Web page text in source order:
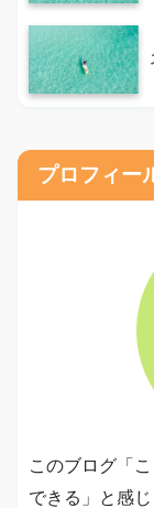
プロフィー
このブログ「
できる」と感